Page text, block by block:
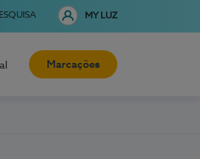
MY LUZ
Marcações